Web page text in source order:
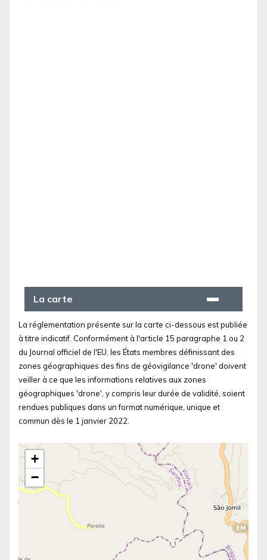
La carte
La réglementation présente sur la carte ci-dessous est publiée
à titre indicatif. Conformément à l'article 15 paragraphe 1 ou 2
du Journal officiel de l'EU, les États membres définissant des
zones géographiques des fins de géovigilance 'drone' doivent
veiller à ce que les informations relatives aux zones
géographiques 'drone', y compris leur durée de validité, soient
rendues publiques dans un format numérique, unique et
commun dès le 1 janvier 2022.